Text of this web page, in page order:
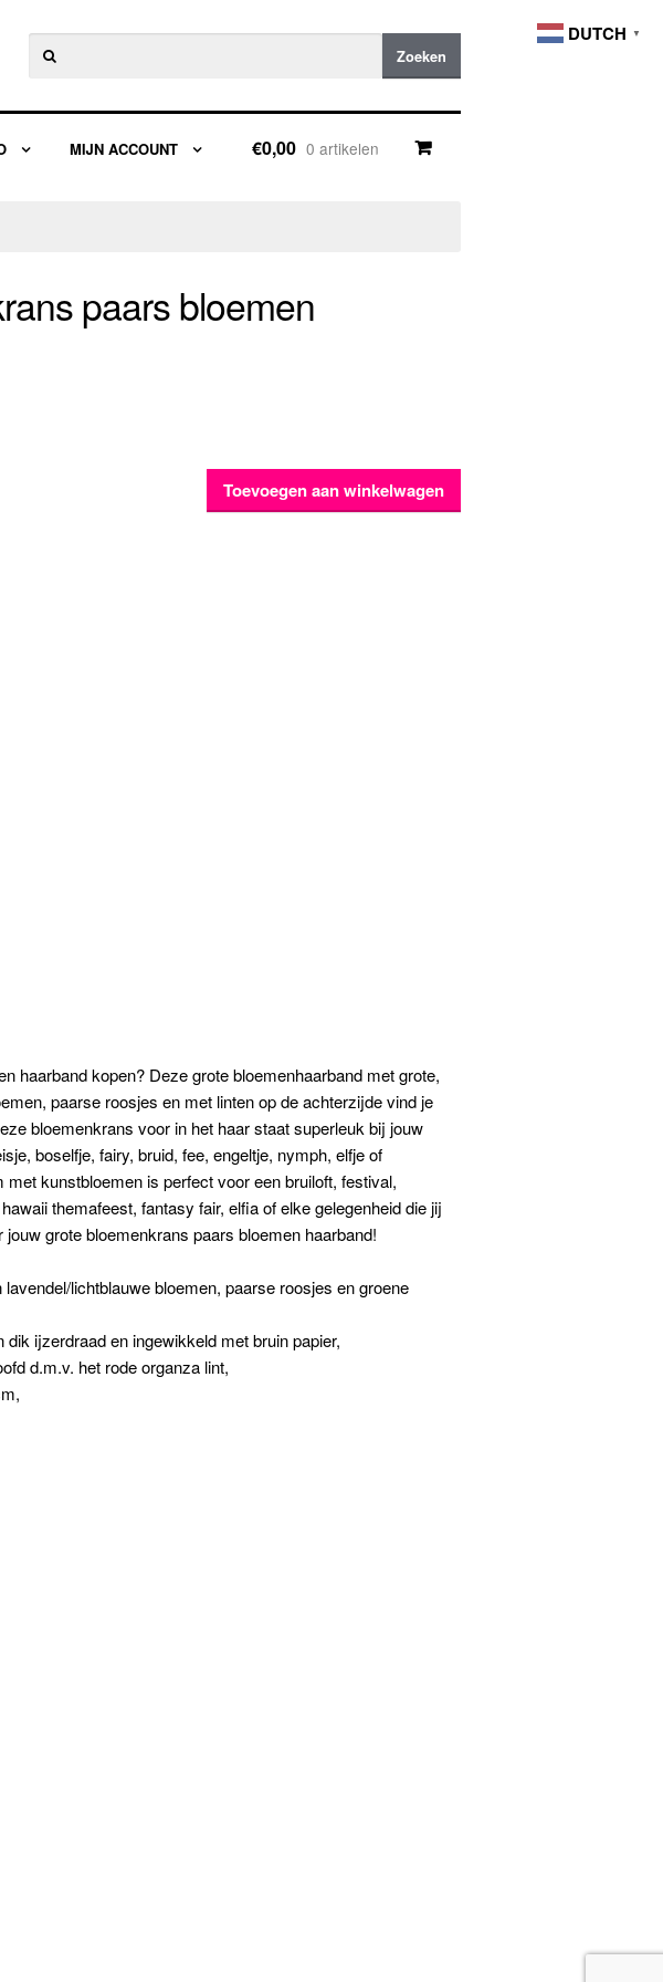
naar:
Zoeken
MIJN ACCOUNT €0,00 0 artikelen
paars bloemen
Toevoegen aan winkelwagen
haarband kopen? Deze grote bloemenhaarband met grote,
paarse roosjes en met linten op de achterzijde vind je
bloemenkrans voor in het haar staat superleuk bij jouw
boselfje, fairy, bruid, fee, engeltje, nymph, elfje of
kunstbloemen is perfect voor een bruiloft, festival,
themafeest, fantasy fair, elfia of elke gelegenheid die jij
grote bloemenkrans paars bloemen haarband!
lichtblauwe bloemen, paarse roosjes en groene
ijzerdraad en ingewikkeld met bruin papier,
d.m.v. het rode organza lint,
DUTCH ▼